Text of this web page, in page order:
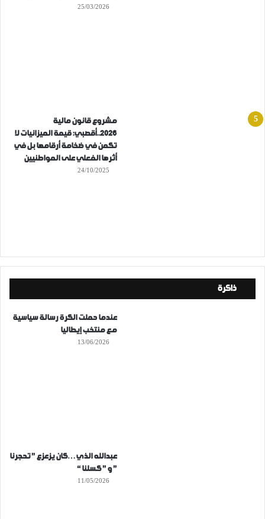
25/03/2026
مشروع قانون مالية
2026..أقصبي: قيمة الميزانيات لا
تكمن في ضخامة أرقامها بل في
أثرها الفعلي على المواطنيين
24/10/2025
ذاكرة
عندما حملت الكرة رسالة سياسية
مع منتخب إيطاليا
13/06/2026
عبدالله الذي…كان يزعزع ” تحجرنا
” و ” كسلنا “
11/05/2026